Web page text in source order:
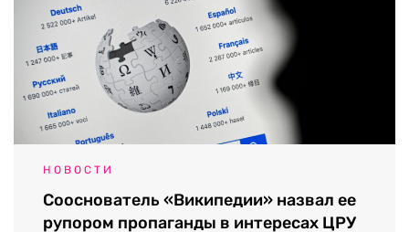
НОВОСТИ
Сооснователь «Википедии» назвал ее
рупором пропаганды в интересах ЦРУ